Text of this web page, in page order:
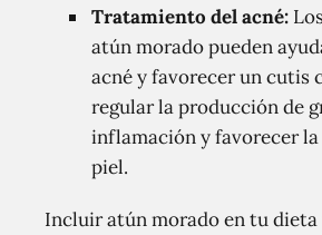
Tratamiento del acné:
atún morado pueden
acné y favorecer un cutis
regular la producción de
inflamación y favorecer
piel.
Incluir atún morado en tu dieta